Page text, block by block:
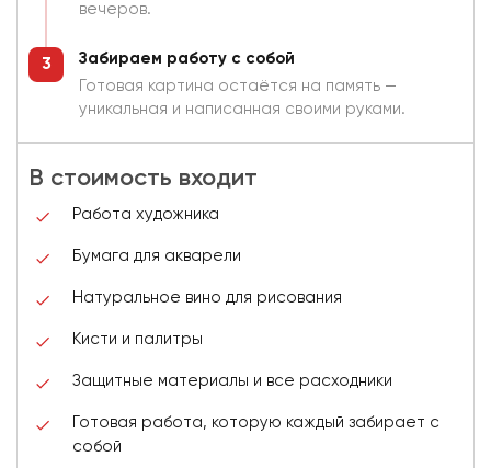
вечеров.
Забираем работу с собой
Готовая картина остаётся на память —
уникальная и написанная своими руками.
В стоимость входит
Работа художника
Бумага для акварели
Натуральное вино для рисования
Кисти и палитры
Защитные материалы и все расходники
Готовая работа, которую каждый забирает с
собой